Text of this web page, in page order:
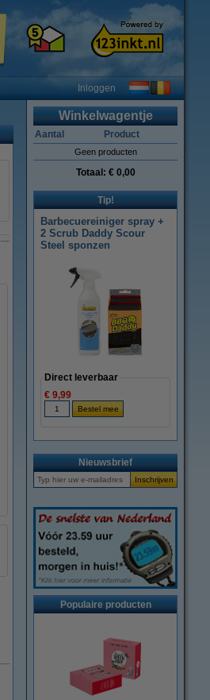
Inloggen
Winkelwagentje
Aantal Product
Geen producten
Totaal: € 0,00
Tip!
Barbecuereiniger spray +
2 Scrub Daddy Scour
Steel sponzen
Direct leverbaar
€ 9,99
Nieuwsbrief
Populaire producten